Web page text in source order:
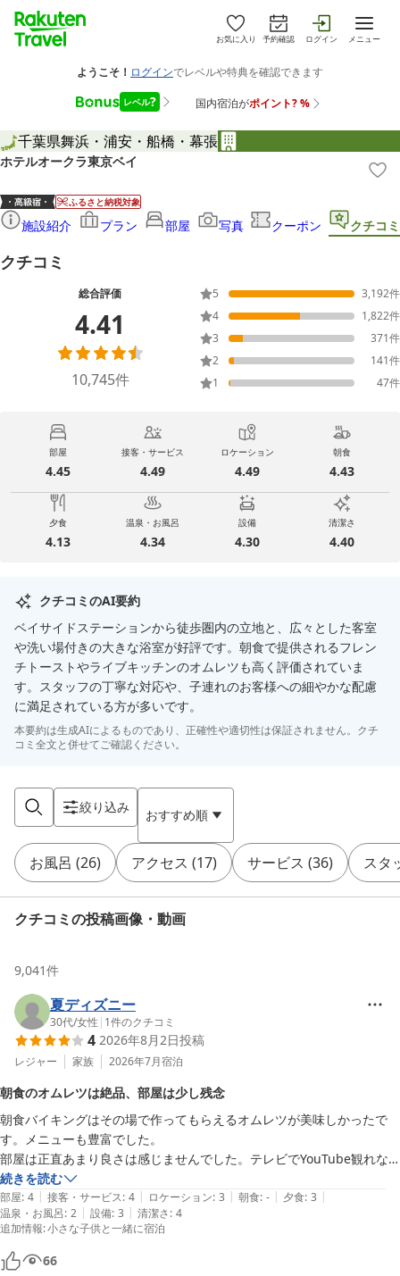
お気に入り 予約確認 ログイン メニュー
千葉県舞浜・浦安・船橋・幕張
ホテルオークラ東京ベイ
ふるさと納税対象
施設紹介 プラン 部屋 写真 クーポン クチコミ
クチコミ
総合評価
4.41
10,745件
5 3,192件
4
1,822件
3
371件
2
141件
1
47件
部屋
4.45
接客・サービス
4.49
ロケーション
4.49
朝食
4.43
夕食
4.13
温泉・お風呂
4.34
設備
4.30
清潔さ
4.40
クチコミのAI要約
ベイサイドステーションから徒歩圏内の立地と、広々とした客室
や洗い場付きの大きな浴室が好評です。朝食で提供されるフレン
チトーストやライブキッチンのオムレツも高く評価されていま
す。スタッフの丁寧な対応や、子連れのお客様への細やかな配慮
に満足されている方が多いです。
本要約は生成AIによるものであり、正確性や適切性は保証されません。クチ
コミ全文と併せてご確認ください。
絞り込み おすすめ順
お風呂 (26) アクセス (17) サービス (36) スタ
クチコミの投稿画像・動画
9,041件
夏ディズニー
30代/女性 | 1件のクチコミ
4 2026年8月2日投稿
レジャー 家族 2026年7月宿泊
朝食のオムレツは絶品、部屋は少し残念
朝食バイキングはその場で作ってもらえるオムレツが美味しかったで
す。メニューも豊富でした。
部屋は正直あまり良さは感じませんでした。テレビでYouTube観れな
いのと、シャワーが使い悪かったです。でも、有名なホテルに泊まるこ
とができたのでよかったです。
続きを読む
部屋: 4 | 接客・サービス: 4 | ロケーション: 3 | 朝食: - | 夕食: 3 |
温泉・お風呂: 2 | 設備: 3 | 清潔さ: 4
追加情報:小さな子供と一緒に宿泊
66